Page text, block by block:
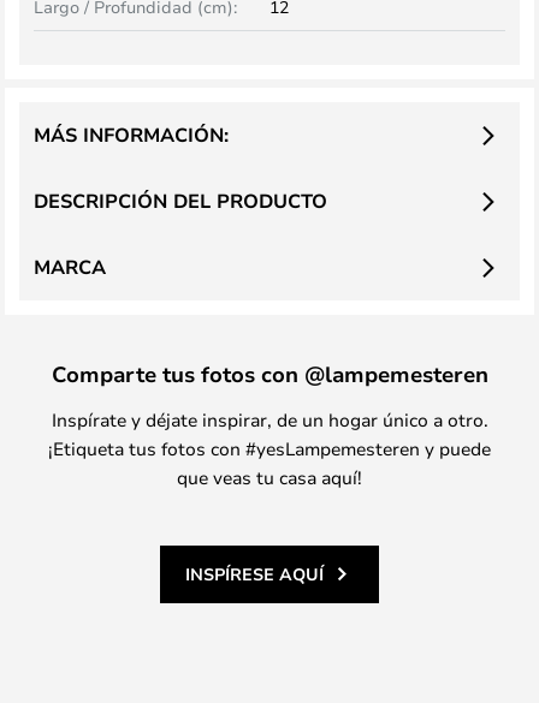
Largo / Profundidad (cm): 12
DESCRIPCIÓN DEL PRODUCTO
MÁS INFORMACIÓN:
MARCA
Comparte tus fotos con @lampemesteren
Inspírate y déjate inspirar, de un hogar único a otro.
¡Etiqueta tus fotos con #yesLampemesteren y puede
que veas tu casa aquí!
INSPÍRESE AQUÍ